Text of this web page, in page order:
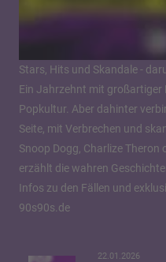
Stars, Hits und Skandale -
Ein Jahrzehnt mit großartiger
Popkultur. Aber dahinter
Seite, mit Verbrechen und
Snoop Dogg, Charlize Theron
erzählt die wahren
Infos zu den Fällen und
90s90s.de
22.01.2026